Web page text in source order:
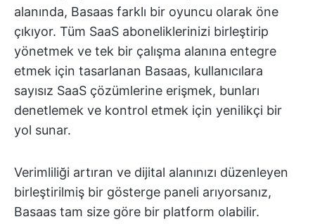
alanında, Basaas farklı bir oyuncu olarak öne
çıkıyor. Tüm SaaS aboneliklerinizi birleştirip
yönetmek ve tek bir çalışma alanına entegre
etmek için tasarlanan Basaas, kullanıcılara
sayısız SaaS çözümlerine erişmek, bunları
denetlemek ve kontrol etmek için yenilikçi bir
yol sunar.
Verimliliği artıran ve dijital alanınızı düzenleyen
birleştirilmiş bir gösterge paneli arıyorsanız,
Basaas tam size göre bir platform olabilir.